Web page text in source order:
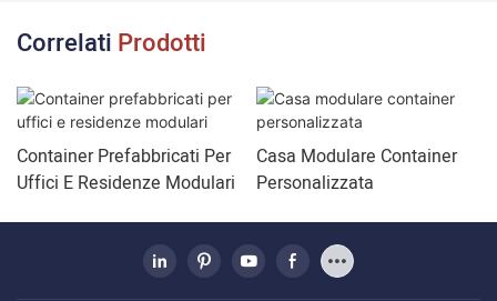
Correlati Prodotti
Container Prefabbricati Per
Uffici E Residenze Modulari
Casa Modulare Container
Personalizzata